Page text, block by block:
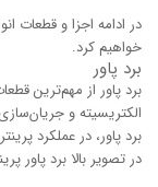
در ادامه اجزا و قطعات
خواهیم کرد.
برد پاور
برد پاور از مهم‌ترین
الکتریسیته و
برد پاور، در عملکرد
در تصویر بالا برد پاور